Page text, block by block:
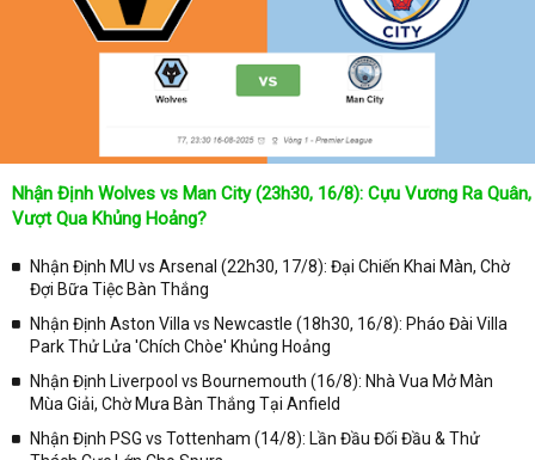
trực tiếp ở trên những kênh truyền hình thể thao lớn nhất hiện nay
như: VTV3, K+, SCTV, Thể thao TV,... Nếu như bạn không muốn
bỏ lỡ bất kỳ một trận đấu bóng đá nào trong từng mùa giải, hãy
thường xuyên vào chuyên mụcLịch Thi Đấutại chuyên trang
để cập nhật thông tin chính xác nhất nhé!
Lịch thi đấu được cập nhật chính xác trong toàn bộ các giải
Tại Lịch Thi Đấu của chuyên trang kqbongda.net
sẽ cập nhanh
chóng và chính xác nhất thời gian từng trận đấu bóng đá diễn ra ở
trong từng giải đấu như:
✓ Giải đấu bóng đá Ngoại hạng Anh;
✓ Giải bóng Cúp C1 Châu Âu;
✓ Giải VĐQG Tây Ban Nha;
✓ VĐQG Đức;
Nhận Định Wolves vs Man City (23h30, 16/8): Cựu Vương Ra Quân,
Vượt Qua Khủng Hoảng?
Nhận Định MU vs Arsenal (22h30, 17/8): Đại Chiến Khai Màn, Chờ
Đợi Bữa Tiệc Bàn Thắng
Nhận Định Aston Villa vs Newcastle (18h30, 16/8): Pháo Đài Villa
Park Thử Lửa 'Chích Chòe' Khủng Hoảng
Nhận Định Liverpool vs Bournemouth (16/8): Nhà Vua Mở Màn
Mùa Giải, Chờ Mưa Bàn Thắng Tại Anfield
Nhận Định PSG vs Tottenham (14/8): Lần Đầu Đối Đầu & Thử